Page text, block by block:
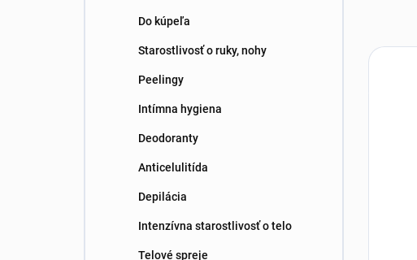
Do kúpeľa
Starostlivosť o ruky, nohy
Peelingy
Intímna hygiena
Deodoranty
Anticelulitída
Depilácia
Intenzívna starostlivosť o telo
Telové spreje